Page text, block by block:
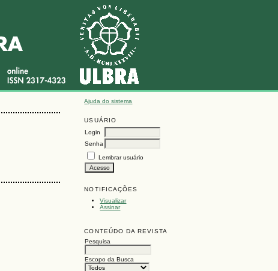
Ajuda do sistema
USUÁRIO
Login
Senha
Lembrar usuário
NOTIFICAÇÕES
Visualizar
Assinar
CONTEÚDO DA REVISTA
Pesquisa
Escopo da Busca